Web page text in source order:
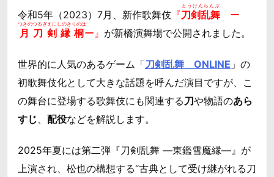
令和5年（2023）7月、新作歌舞伎 『刀剣乱舞
とうけんらんぶ
ー
月刀剣縁桐
つきのつるぎえにしのきりのは
ー』 が新橋演舞場で公開されました。
世界的に人気のあるゲーム「刀剣乱舞 ONLINE 」の
初歌舞伎化として大きな話題を呼んだ演目ですが、こ
の舞台に登場する歌舞伎にも関連する刀や物語のあら
すじ、 配役などを解説します。
2025年夏には第二弾『刀剣乱舞 ―東鑑雪魔縁―』が
上演され、松也の構想する“古典として受け継がれる刀